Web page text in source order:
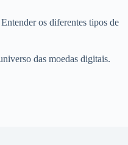
os diferentes tipos de
das moedas digitais.